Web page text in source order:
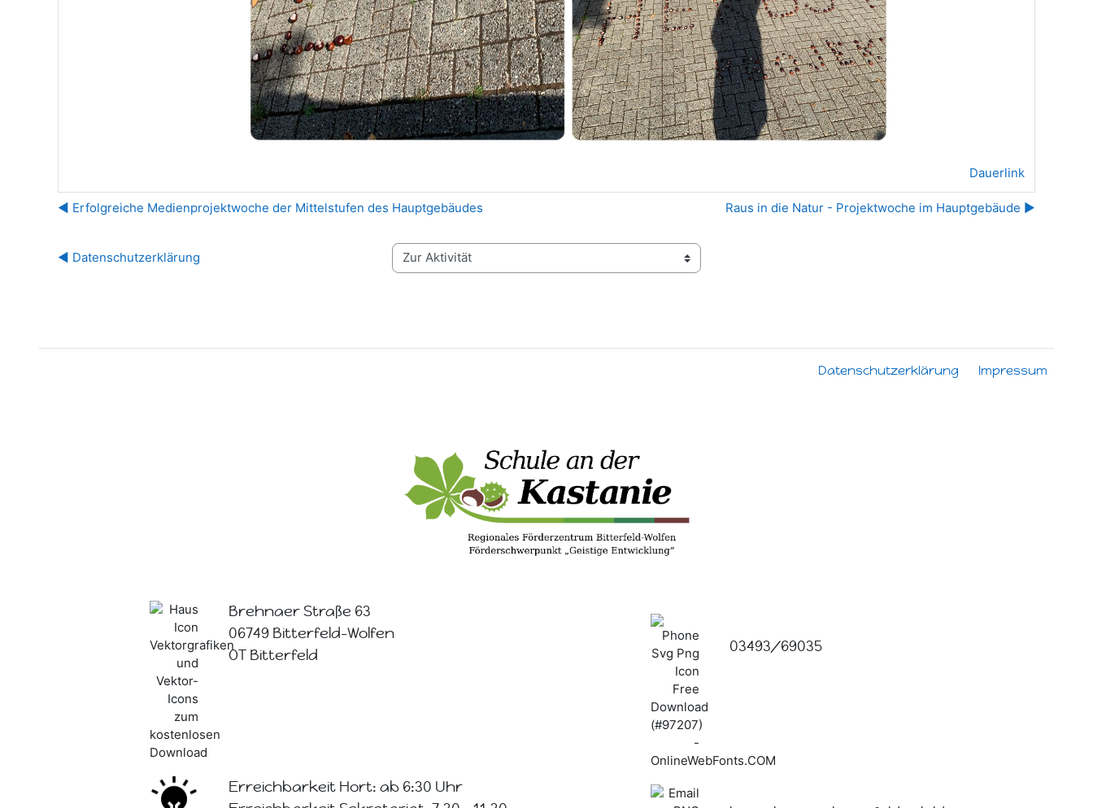
Dauerlink
◀︎ Erfolgreiche Medienprojektwoche der Mittelstufen des Hauptgebäudes Raus in die Natur - Projektwoche im Hauptgebäude ▶︎
◀︎ Datenschutzerklärung Zur Aktivität
Datenschutzerklärung Impressum
Brehnaer Straße 63
06749 Bitterfeld-Wolfen
OT Bitterfeld
Erreichbarkeit Hort: ab 6:30 Uhr
03493/69035